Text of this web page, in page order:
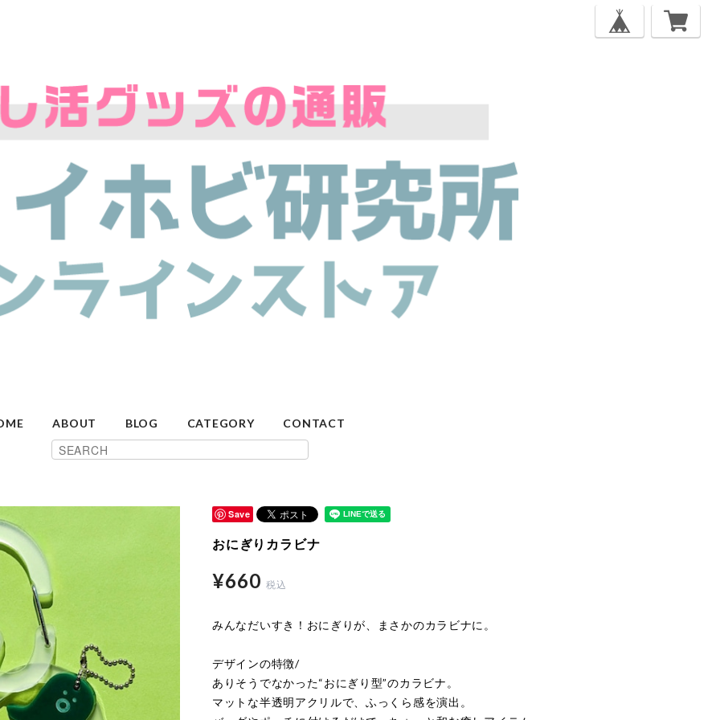
ABOUT BLOG CATEGORY CONTACT
Save
おにぎりカラビナ
¥660 税込
みんなだいすき！おにぎりが、まさかのカラビナに。
デザインの特徴/
ありそうでなかった“おにぎり型”のカラビナ。
マットな半透明アクリルで、ふっくら感を演出。